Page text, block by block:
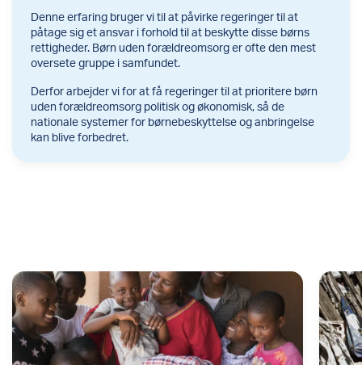
Denne erfaring bruger vi til at påvirke regeringer til at
påtage sig et ansvar i forhold til at beskytte disse børns
rettigheder. Børn uden forældreomsorg er ofte den mest
oversete gruppe i samfundet.
Derfor arbejder vi for at få regeringer til at prioritere børn
uden forældreomsorg politisk og økonomisk, så de
nationale systemer for børnebeskyttelse og anbringelse
kan blive forbedret.